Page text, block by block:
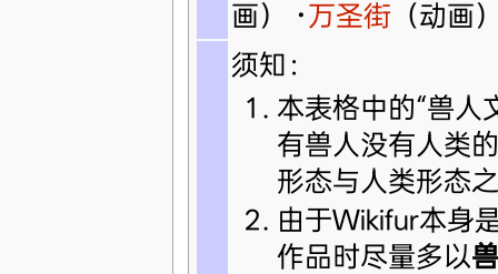
画） ·万圣街 （动画
须知：
本表格中的“兽人
有兽人没有人类
形态与人类形态
由于Wikifur本身
作品时尽量多以